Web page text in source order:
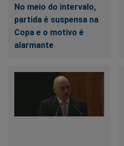
No meio do intervalo,
partida é suspensa na
Copa e o motivo é
alarmante